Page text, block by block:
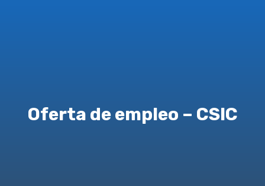
Oferta de empleo – CSIC